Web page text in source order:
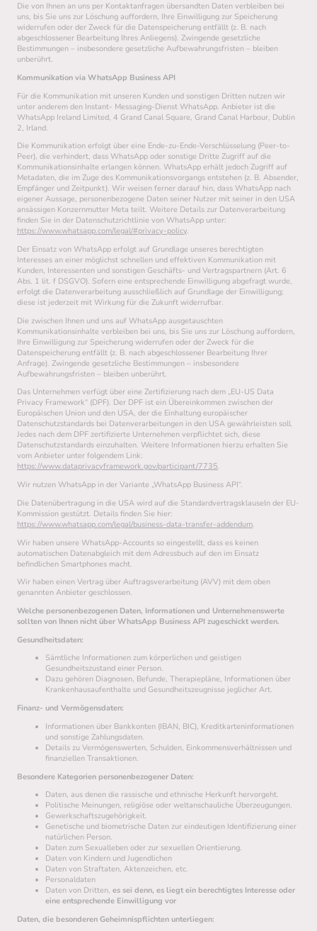
Die von Ihnen an uns per Kontaktanfragen übersandten Daten verbleiben bei
uns, bis Sie uns zur Löschung auffordern, Ihre Einwilligung zur Speicherung
widerrufen oder der Zweck für die Datenspeicherung entfällt (z. B. nach
abgeschlossener Bearbeitung Ihres Anliegens). Zwingende gesetzliche
Bestimmungen – insbesondere gesetzliche Aufbewahrungsfristen – bleiben
unberührt.
Kommunikation via WhatsApp Business API
Für die Kommunikation mit unseren Kunden und sonstigen Dritten nutzen wir
unter anderem den Instant- Messaging-Dienst WhatsApp. Anbieter ist die
WhatsApp Ireland Limited, 4 Grand Canal Square, Grand Canal Harbour, Dublin
2, Irland.
Die Kommunikation erfolgt über eine Ende-zu-Ende-Verschlüsselung (Peer-to-
Peer), die verhindert, dass WhatsApp oder sonstige Dritte Zugriff auf die
Kommunikationsinhalte erlangen können. WhatsApp erhält jedoch Zugriff auf
Metadaten, die im Zuge des Kommunikationsvorgangs entstehen (z. B. Absender,
Empfänger und Zeitpunkt). Wir weisen ferner darauf hin, dass WhatsApp nach
eigener Aussage, personenbezogene Daten seiner Nutzer mit seiner in den USA
ansässigen Konzernmutter Meta teilt. Weitere Details zur Datenverarbeitung
finden Sie in der Datenschutzrichtlinie von WhatsApp unter:
https://www.whatsapp.com/legal/#privacy-policy.
Der Einsatz von WhatsApp erfolgt auf Grundlage unseres berechtigten
Interesses an einer möglichst schnellen und effektiven Kommunikation mit
Kunden, Interessenten und sonstigen Geschäfts- und Vertragspartnern (Art. 6
Abs. 1 lit. f DSGVO). Sofern eine entsprechende Einwilligung abgefragt wurde,
erfolgt die Datenverarbeitung ausschließlich auf Grundlage der Einwilligung;
diese ist jederzeit mit Wirkung für die Zukunft widerrufbar.
Die zwischen Ihnen und uns auf WhatsApp ausgetauschten
Kommunikationsinhalte verbleiben bei uns, bis Sie uns zur Löschung auffordern,
Ihre Einwilligung zur Speicherung widerrufen oder der Zweck für die
Datenspeicherung entfällt (z. B. nach abgeschlossener Bearbeitung Ihrer
Anfrage). Zwingende gesetzliche Bestimmungen – insbesondere
Aufbewahrungsfristen – bleiben unberührt.
Das Unternehmen verfügt über eine Zertifizierung nach dem „EU-US Data
Privacy Framework“ (DPF). Der DPF ist ein Übereinkommen zwischen der
Europäischen Union und den USA, der die Einhaltung europäischer
Datenschutzstandards bei Datenverarbeitungen in den USA gewährleisten soll.
Jedes nach dem DPF zertifizierte Unternehmen verpflichtet sich, diese
Datenschutzstandards einzuhalten. Weitere Informationen hierzu erhalten Sie
vom Anbieter unter folgendem Link:
https://www.dataprivacyframework.gov/participant/7735.
Wir nutzen WhatsApp in der Variante „WhatsApp Business API“.
Die Datenübertragung in die USA wird auf die Standardvertragsklauseln der EU-
Kommission gestützt. Details finden Sie hier:
https://www.whatsapp.com/legal/business-data-transfer-addendum.
Wir haben unsere WhatsApp-Accounts so eingestellt, dass es keinen
automatischen Datenabgleich mit dem Adressbuch auf den im Einsatz
befindlichen Smartphones macht.
Wir haben einen Vertrag über Auftragsverarbeitung (AVV) mit dem oben
genannten Anbieter geschlossen.
Welche personenbezogenen Daten, Informationen und Unternehmenswerte
sollten von Ihnen nicht über WhatsApp Business API zugeschickt werden.
Gesundheitsdaten:
Sämtliche Informationen zum körperlichen und geistigen
Gesundheitszustand einer Person.
Dazu gehören Diagnosen, Befunde, Therapiepläne, Informationen über
Krankenhausaufenthalte und Gesundheitszeugnisse jeglicher Art.
Finanz- und Vermögensdaten:
Informationen über Bankkonten (IBAN, BIC), Kreditkarteninformationen
und sonstige Zahlungsdaten.
Details zu Vermögenswerten, Schulden, Einkommensverhältnissen und
finanziellen Transaktionen.
Besondere Kategorien personenbezogener Daten:
Daten, aus denen die rassische und ethnische Herkunft hervorgeht.
Politische Meinungen, religiöse oder weltanschauliche Überzeugungen.
Gewerkschaftszugehörigkeit.
Genetische und biometrische Daten zur eindeutigen Identifizierung einer
natürlichen Person.
Daten zum Sexualleben oder zur sexuellen Orientierung.
Daten von Kindern und Jugendlichen
Daten von Straftaten, Aktenzeichen, etc.
Personaldaten
Daten von Dritten, es sei denn, es liegt ein berechtigtes Interesse oder
eine entsprechende Einwilligung vor
Daten, die besonderen Geheimnispflichten unterliegen: